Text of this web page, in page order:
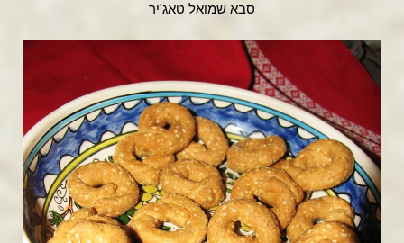
סבא שמואל טאג'יר